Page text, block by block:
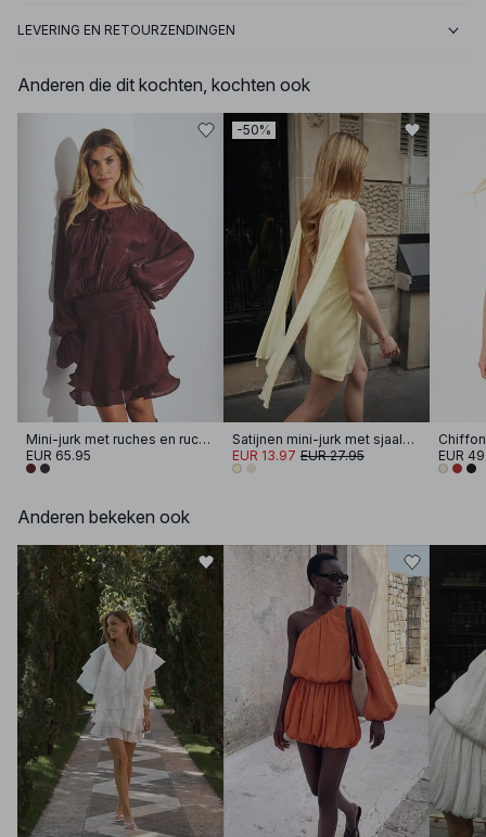
LEVERING EN RETOURZENDINGEN
Anderen die dit kochten, kochten ook
Mini-jurk met ruches en ruches in de taille
EUR 65.95
-50%
Satijnen mini-jurk met sjaaldetail
EUR 13.97 EUR 27.95 EUR
Anderen bekeken ook